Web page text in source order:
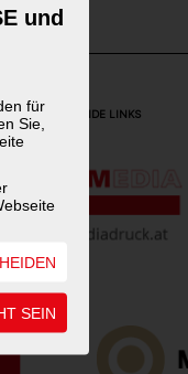
und
für
Sie,
SEIN
WEITERFÜHRENDE LINKS